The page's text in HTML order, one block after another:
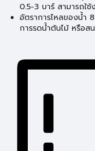
0.5-3 บาร์ สามารถใช้
อัตราการไหลของน้ำ
การรดน้ำต้นไม้ หรือ